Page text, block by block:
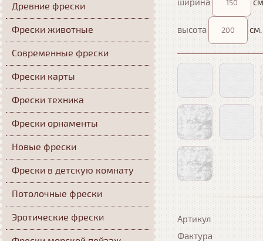
высота см.
Артикул
Фактура
Древние фрески
Фрески животные
Современные фрески
Фрески карты
Фрески техника
Фрески орнаменты
Новые фрески
Фрески в детскую комнату
Потолочные фрески
Эротические фрески